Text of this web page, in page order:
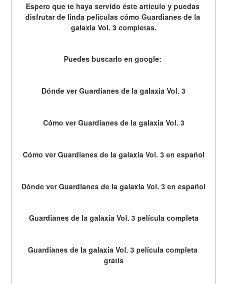
Espero que te haya servido éste artículo y puedas
disfrutar de linda películas cómo Guardianes de la
galaxia Vol. 3 completas.
Puedes buscarlo en google:
Dónde ver Guardianes de la galaxia Vol. 3
Cómo ver Guardianes de la galaxia Vol. 3
Cómo ver Guardianes de la galaxia Vol. 3 en español
Dónde ver Guardianes de la galaxia Vol. 3 en español
Guardianes de la galaxia Vol. 3 película completa
Guardianes de la galaxia Vol. 3 película completa
gratis